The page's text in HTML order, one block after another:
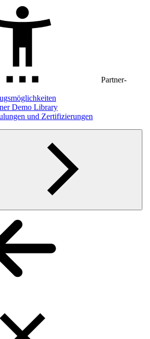
Partner-
Demo Library
und Zertifizierungen